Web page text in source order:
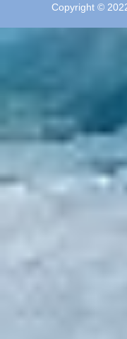
Copyright ©